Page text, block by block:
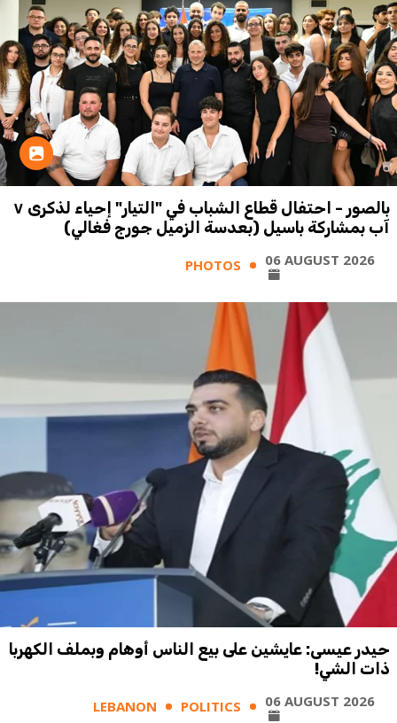
بالصور - احتفال قطاع الشباب في "التيار" إحياء لذكرى ٧
آب بمشاركة باسيل (بعدسة الزميل جورج فغالي)
PHOTOS 06 AUGUST 2026
حيدر عيسى: عايشين على بيع الناس أوهام وبملف الكهربا
ذات الشي!
LEBANON POLITICS 06 AUGUST 2026